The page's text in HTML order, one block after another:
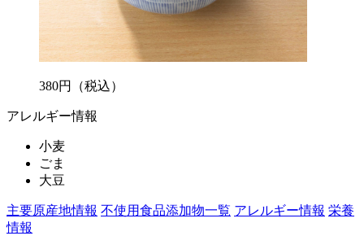
380円 （税込）
アレルギー情報
小麦
ごま
大豆
主要原産地情報 不使用食品添加物一覧 アレルギー情報 栄養
情報